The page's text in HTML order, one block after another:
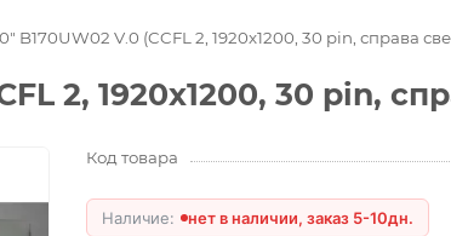
B170UW02 V.0 (CCFL 2, 1920x1200, 30 pin, справа
2, 1920x1200, 30 pin,
Код товара
нет в наличии, заказ 5-10дн.